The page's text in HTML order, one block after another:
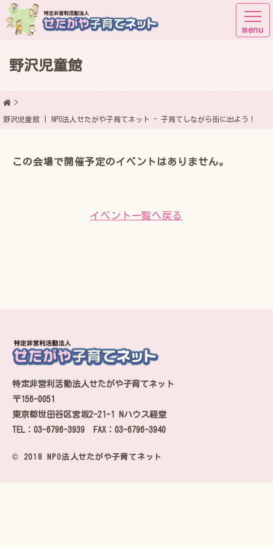
野沢児童館
野沢児童館 | NPO法人せたがや子育てネット - 子育てしながら街に出よう！
この会場で開催予定のイベントはありません。
イベント一覧へ戻る
特定非営利活動法人せたがや子育てネット
〒156-0051
東京都世田谷区宮坂2-21-1 Nハウス経堂
TEL：03-6796-3939 FAX：03-6796-3940
© 2018 NPO法人せたがや子育てネット